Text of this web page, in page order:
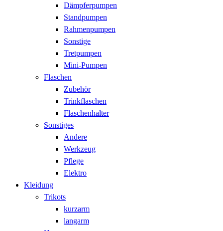
Dämpferpumpen
Standpumpen
Rahmenpumpen
Sonstige
Tretpumpen
Mini-Pumpen
Flaschen
Zubehör
Trinkflaschen
Flaschenhalter
Sonstiges
Andere
Werkzeug
Pflege
Elektro
Kleidung
Trikots
kurzarm
langarm